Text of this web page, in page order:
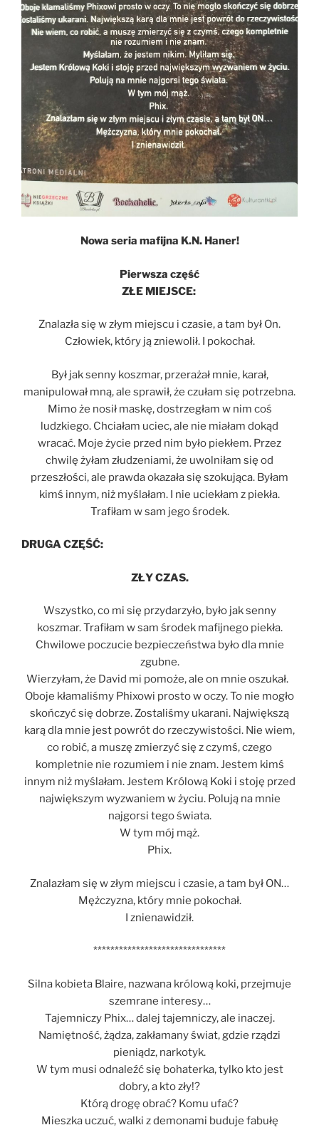
Nowa seria mafijna K.N. Haner!
Pierwsza część
ZŁE MIEJSCE:
Znalazła się w złym miejscu i czasie, a tam był On.
Człowiek, który ją zniewolił. I pokochał.
Był jak senny koszmar, przerażał mnie, karał,
manipulował mną, ale sprawił, że czułam się potrzebna.
Mimo że nosił maskę, dostrzegłam w nim coś
ludzkiego. Chciałam uciec, ale nie miałam dokąd
wracać. Moje życie przed nim było piekłem. Przez
chwilę żyłam złudzeniami, że uwolniłam się od
przeszłości, ale prawda okazała się szokująca. Byłam
kimś innym, niż myślałam. I nie uciekłam z piekła.
Trafiłam w sam jego środek.
DRUGA CZĘŚĆ:
ZŁY CZAS.
Wszystko, co mi się przydarzyło, było jak senny
koszmar. Trafiłam w sam środek mafijnego piekła.
Chwilowe poczucie bezpieczeństwa było dla mnie
zgubne.
Wierzyłam, że David mi pomoże, ale on mnie oszukał.
Oboje kłamaliśmy Phixowi prosto w oczy. To nie mogło
skończyć się dobrze. Zostaliśmy ukarani. Największą
karą dla mnie jest powrót do rzeczywistości. Nie wiem,
co robić, a muszę zmierzyć się z czymś, czego
kompletnie nie rozumiem i nie znam. Jestem kimś
innym niż myślałam. Jestem Królową Koki i stoję przed
największym wyzwaniem w życiu. Polują na mnie
najgorsi tego świata.
W tym mój mąż.
Phix.
Znalazłam się w złym miejscu i czasie, a tam był ON…
Mężczyzna, który mnie pokochał.
I znienawidził.
*******************************
Silna kobieta Blaire, nazwana królową koki, przejmuje
szemrane interesy…
Tajemniczy Phix… dalej tajemniczy, ale inaczej.
Namiętność, żądza, zakłamany świat, gdzie rządzi
pieniądz, narkotyk.
W tym musi odnaleźć się bohaterka, tylko kto jest
dobry, a kto zły!?
Którą drogę obrać? Komu ufać?
Mieszka uczuć, walki z demonami buduje fabułę